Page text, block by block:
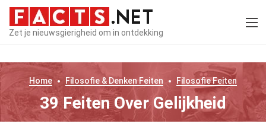
Zet je nieuwsgierigheid om in ontdekking
Home Filosofie & Denken Feiten FilosofieFeiten
39 Feiten Over Gelijkheid